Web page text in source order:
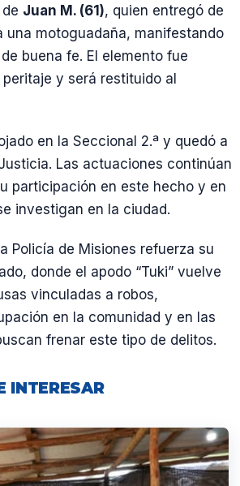
Juan M. (61), quien entregó de
una motoguadaña, manifestando
buena fe. El elemento fue
y será restituido al
en la Seccional 2.ª y quedó a
Las actuaciones continúan
participación en este hecho y en
investigan en la ciudad.
Policía de Misiones refuerza su
donde el apodo “Tuki” vuelve
vinculadas a robos,
en la comunidad y en las
frenar este tipo de delitos.
INTERESAR